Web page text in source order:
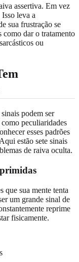
assertiva. Em vez
leva a
sua frustração se
como dar o tratamento
ou
podem ser
peculiaridades
esses padrões
estão sete sinais
de raiva oculta.
que sua mente tenta
um grande sinal de
reprime
fisicamente.